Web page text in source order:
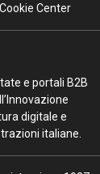
Cookie Center
e portali B2B
digitale e
italiane.